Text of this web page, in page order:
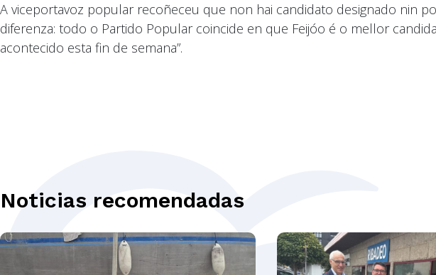
A viceportavoz popular recoñeceu que non hai candidato designado nin
diferenza: todo o Partido Popular coincide en que Feijóo é o mellor
acontecido esta fin de semana”.
Noticias recomendadas